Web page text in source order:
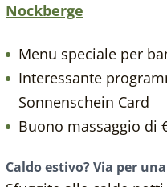
Nockberge
Menu speciale per
Interessante
Sonnenschein Card
Buono massaggio di
Caldo estivo? Via per